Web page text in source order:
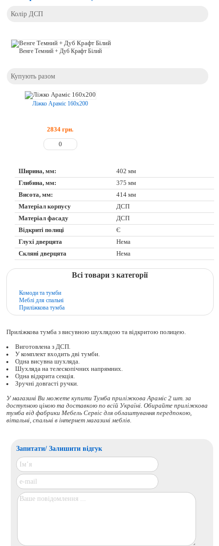
Колір ДСП
Венге Темний + Дуб Крафт Білий
Купують разом
Ліжко Араміс 160х200
2834 грн.
Ширина, мм:
402 мм
Глибина, мм:
375 мм
Висота, мм:
414 мм
Матеріал корпусу
ДСП
Матеріал фасаду
ДСП
Відкриті полиці
Є
Глухі дверцята
Нема
Скляні дверцята
Нема
Всі товари з категорії
Комоди та тумби
Меблі для спальні
Приліжкова тумба
Приліжкова тумба з висувною шухлядою та відкритою полицею.
Виготовлена з ДСП.
У комплект входить дві тумби.
Одна висувна шухляда.
Шухляда на телескопічних напрямних.
Одна відкрита секція.
Зручні довгасті ручки.
У магазині Ви можете купити Тумба приліжкова Араміс 2 шт. за
доступною ціною та доставкою по всій Україні. Обирайте приліжкова
тумбавід фабрики Мебель Сервіс для облаштування передпокою,
вітальні, спальні в інтернет магазині меблів.
Запитати/ Залишити відгук